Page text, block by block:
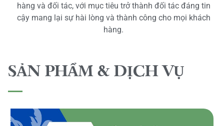
hàng và đối tác, với mục tiêu trở thành đối tác đáng tin
cậy mang lại sự hài lòng và thành công cho mọi khách
hàng.
SẢN PHẨM & DỊCH VỤ